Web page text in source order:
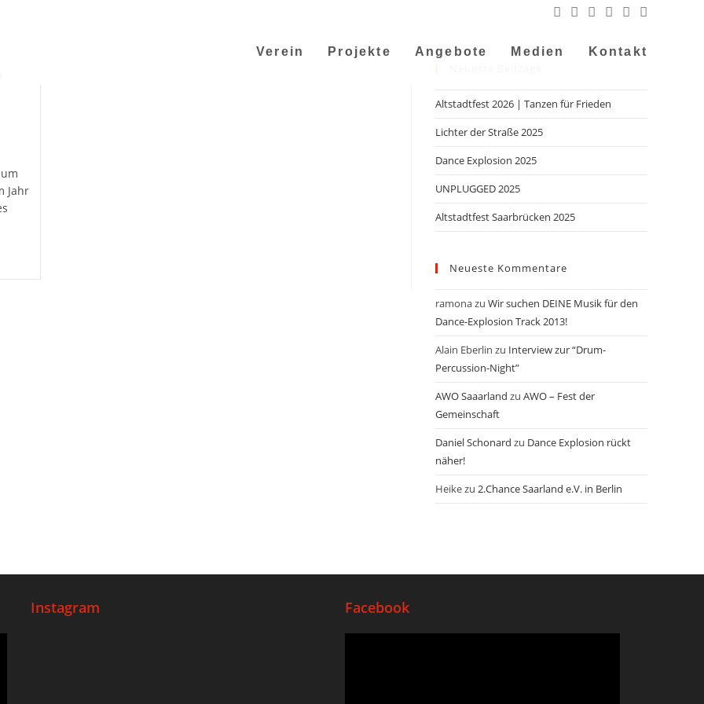
Verein Projekte Angebote Medien Kontakt
Jahr
Altstadtfest 2026 | Tanzen für Frieden
Lichter der Straße 2025
Dance Explosion 2025
UNPLUGGED 2025
Altstadtfest Saarbrücken 2025
Neueste Kommentare
ramonazu Wir suchen DEINE Musik für den
Dance-Explosion Track 2013!
Alain Eberlin zu Interview zur “Drum-
Percussion-Night”
AWO Saaarland zu AWO – Fest der
Gemeinschaft
Daniel Schonard zu Dance Explosion rückt
näher!
Heikezu 2.Chance Saarland e.V. in Berlin
Instagram Facebook